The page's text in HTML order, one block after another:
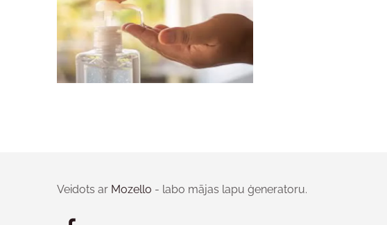
Veidots ar Mozello - labo mājas lapu ģeneratoru.